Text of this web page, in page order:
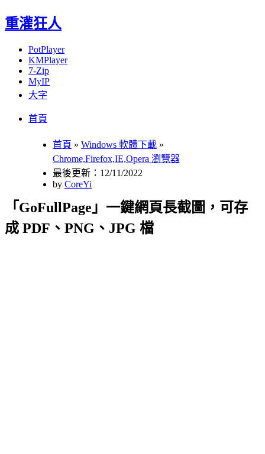
重灌狂人
PotPlayer
KMPlayer
7-Zip
MyIP
大字
首頁
首頁 » Windows 軟體下載 »
Chrome,Firefox,IE,Opera 瀏覽器
最後更新：12/11/2022
by CoreYi
「GoFullPage」一鍵網頁長截圖，可存
成 PDF、PNG、JPG 檔